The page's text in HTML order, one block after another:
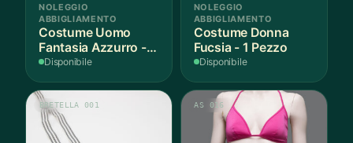
NOLEGGIO
ABBIGLIAMENTO
Costume Uomo
Fantasia Azzurro - 1
Pezzo
Disponibile
NOLEGGIO
ABBIGLIAMENTO
Costume Donna
Fucsia - 1 Pezzo
Disponibile
BRETELLA 001 AS 016